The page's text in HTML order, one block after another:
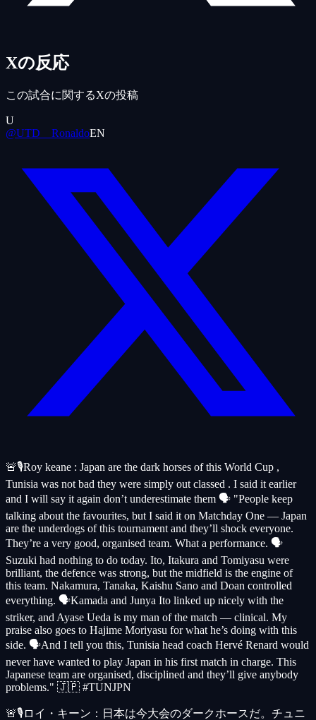
Xの反応
この試合に関するXの投稿
U
@UTD__RonaldoEN
🚨🎙️Roy keane : Japan are the dark horses of this World Cup ,
Tunisia was not bad they were simply out classed . I said it earlier
and I will say it again don’t underestimate them 🗣️ "People keep
talking about the favourites, but I said it on Matchday One — Japan
are the underdogs of this tournament and they’ll shock everyone.
They’re a very good, organised team. What a performance. 🗣️
Suzuki had nothing to do today. Ito, Itakura and Tomiyasu were
brilliant, the defence was strong, but the midfield is the engine of
this team. Nakamura, Tanaka, Kaishu Sano and Doan controlled
everything. 🗣️Kamada and Junya Ito linked up nicely with the
striker, and Ayase Ueda is my man of the match — clinical. My
praise also goes to Hajime Moriyasu for what he’s doing with this
side. 🗣️And I tell you this, Tunisia head coach Hervé Renard would
never have wanted to play Japan in his first match in charge. This
Japanese team are organised, disciplined and they’ll give anybody
problems." 🇯🇵 #TUNJPN
🚨🎙️ロイ・キーン：日本は今大会のダークホースだ。チュニ